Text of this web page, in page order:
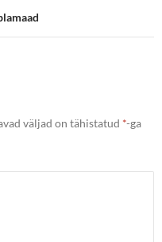
väljad on tähistatud *-ga